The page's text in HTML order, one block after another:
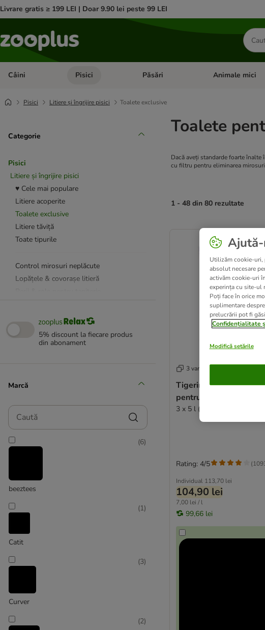
Livrare gratis ≥ 199 LEI | Doar 9.90 lei peste 99 LEI
Căutare
Câini Deschideți meniul cu categorii: Câini
Pisici Deschideți meniul cu categorii: Pisici
Păsări Deschideți
Animale mici
Pisici Litiere și îngrijire pisici Toalete exclusive
Categorie
Pisici
Litiere și îngrijire pisici
♥ Cele mai populare
Litiere acoperite
Toalete exclusive
Litiere tăviță
Toate tipurile
Control mirosuri neplăcute
Lopățele & covorașe litieră
Feliway
Felisept
Perii pentru pisici & piepteni
Antiparazitare
Îngrijire urechi & ochi pisici
Nature's Miracle
Pungi igienice
5% discount la fiecare produs
din abonament
Marcă
Caută
beeztees
(6)
Catit
(1)
Curver
(3)
(2)
Toalete
Dacă aveți standarde foarte înalte
cu filtru pentru eliminarea
1 - 48 din 80 rezultate
product items have been
3 variante
Tigerino Crystals Nisip
3 x 5 l (cca. 6,3 kg)
Individual 113,70 lei
104,90 lei
7,00 lei / l
99,66 lei
Rating: 4/5 (
Utilizăm cookie-uri,
absolut necesare
activăm cookie-uri
experința cu site-ul
Poți face în orice
suplimentare
prelucrării pot fi
Confidențialitate
Modifică setările